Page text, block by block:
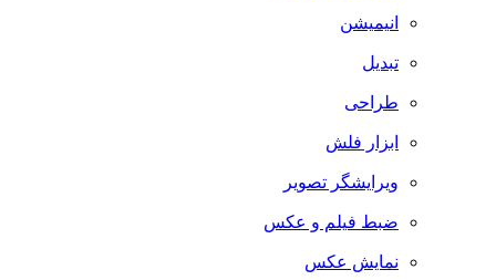
انیمیشن
تبدیل
طراحی
ابزار فلش
ویرایشگر تصویر
ضبط فيلم و عكس
نمایش عکس